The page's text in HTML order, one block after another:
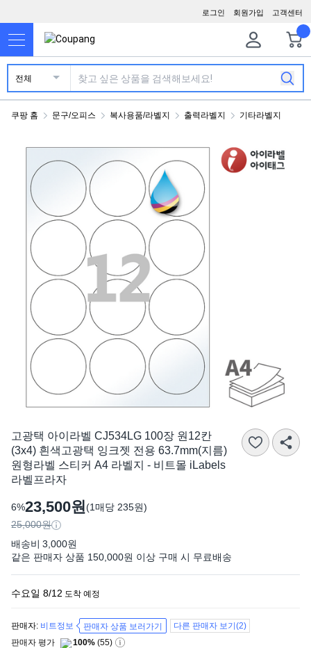
고객센터
회원가입
로그인
전체
쿠팡 홈 문구/오피스 복사용품/라벨지 출력라벨지 기타라벨지
고광택 아이라벨 CJ534LG 100장 원12칸
(3x4) 흰색고광택 잉크젯 전용 63.7mm(지름)
원형라벨 스티커 A4 라벨지 - 비트몰 iLabels
라벨프라자
6%23,500원(1매당 235원)
25,000원
배송비 3,000원
같은 판매자 상품 150,000원 이상 구매 시 무료배송
수요일 8/12 도착 예정
판매자: 비트정보 판매자 상품 보러가기 다른 판매자 보기 (2)
판매자 평가
100% (55)